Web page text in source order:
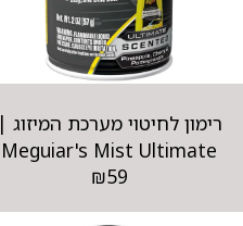
רימון לחיטוי מערכת המיזוג |
‏Meguiar's Mist Ultimate
Refresher
₪59